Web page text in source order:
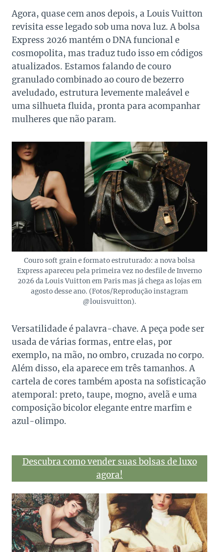
Agora, quase cem anos depois, a Louis Vuitton
revisita esse legado sob uma nova luz. A bolsa
Express 2026 mantém o DNA funcional e
cosmopolita, mas traduz tudo isso em códigos
atualizados. Estamos falando de couro
granulado combinado ao couro de bezerro
aveludado, estrutura levemente maleável e
uma silhueta fluida, pronta para acompanhar
mulheres que não param.
Couro soft grain e formato estruturado: a nova bolsa
Express apareceu pela primeira vez no desfile de Inverno
2026 da Louis Vuitton em Paris mas já chega as lojas em
agosto desse ano. (Fotos/Reprodução instagram
@louisvuitton).
Versatilidade é palavra-chave. A peça pode ser
usada de várias formas, entre elas, por
exemplo, na mão, no ombro, cruzada no corpo.
Além disso, ela aparece em três tamanhos. A
cartela de cores também aposta na sofisticação
atemporal: preto, taupe, mogno, avelã e uma
composição bicolor elegante entre marfim e
azul-olimpo.
Descubra como vender suas bolsas de luxo
agora!